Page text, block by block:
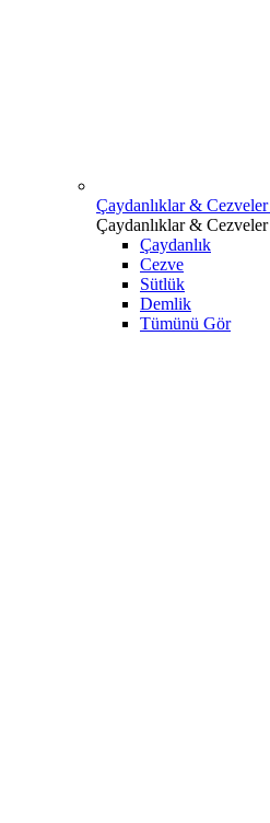
Çaydanlıklar & Cezveler
Çaydanlıklar & Cezveler
Çaydanlık
Cezve
Sütlük
Demlik
Tümünü Gör